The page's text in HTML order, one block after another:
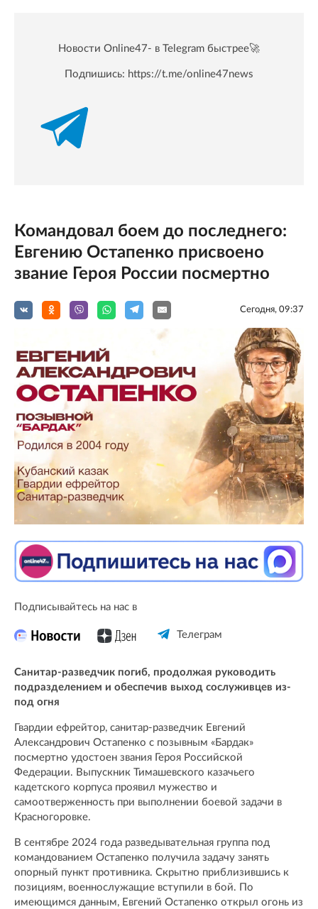
Новости Online47- в Telegram быстрее🚀
Подпишись: https://t.me/online47news
Командовал боем до последнего:
Евгению Остапенко присвоено
звание Героя России посмертно
Сегодня, 09:37
Подписывайтесь на нас в
Телеграм
Санитар-разведчик погиб, продолжая руководить
подразделением и обеспечив выход сослуживцев из-
под огня
Гвардии ефрейтор, санитар-разведчик Евгений
Александрович Остапенко с позывным «Бардак»
посмертно удостоен звания Героя Российской
Федерации. Выпускник Тимашевского казачьего
кадетского корпуса проявил мужество и
самоотверженность при выполнении боевой задачи в
Красногоровке.
В сентябре 2024 года разведывательная группа под
командованием Остапенко получила задачу занять
опорный пункт противника. Скрытно приблизившись к
позициям, военнослужащие вступили в бой. По
имеющимся данным, Евгений Остапенко открыл огонь из